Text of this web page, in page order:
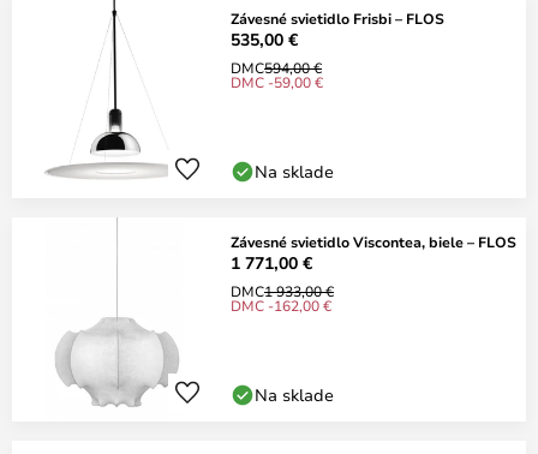
Závesné svietidlo Frisbi – FLOS
535,00 €
DMC594,00 €
DMC -59,00 €
Na sklade
Závesné svietidlo Viscontea, biele – FLOS
1 771,00 €
DMC1 933,00 €
DMC -162,00 €
Na sklade